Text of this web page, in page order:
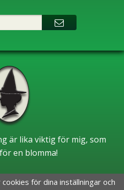
är lika viktig för mig, som
en blomma!
för dina inställningar och